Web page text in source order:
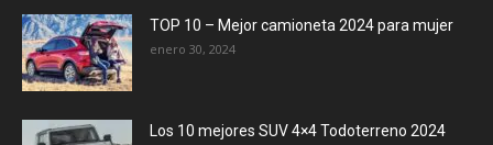
TOP 10 – Mejor camioneta 2024 para mujer
enero 30, 2024
Los 10 mejores SUV 4×4 Todoterreno 2024